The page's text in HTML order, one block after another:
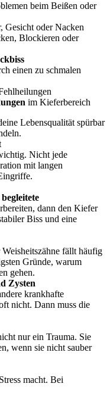
beim Beißen oder
Gesicht oder Nacken
Blockieren oder
einen zu schmalen
im Kieferbereich
Lebensqualität spürbar
Nicht jede
mit langen
dann den Kiefer
Biss und eine
fällt häufig
Gründe, warum
gehen.
Zysten
krankhafte
nicht. Dann muss die
nur ein Trauma. Sie
wenn sie nicht sauber
macht. Bei